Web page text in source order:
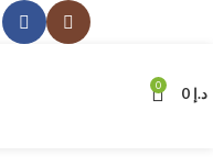
0 د.إ